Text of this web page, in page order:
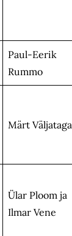
Paul-Eerik
Rummo
Märt Väljataga
Ülar Ploom ja
Ilmar Vene